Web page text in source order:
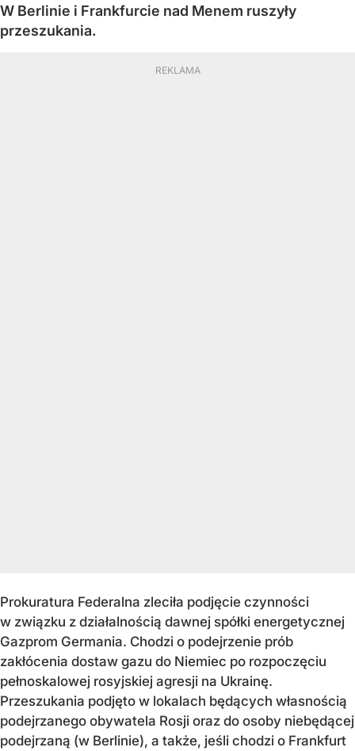
W Berlinie i Frankfurcie nad Menem ruszyły
przeszukania.
Prokuratura Federalna zleciła podjęcie czynności
w związku z działalnością dawnej spółki energetycznej
Gazprom Germania. Chodzi o podejrzenie prób
zakłócenia dostaw gazu do Niemiec po rozpoczęciu
pełnoskalowej rosyjskiej agresji na Ukrainę.
Przeszukania podjęto w lokalach będących własnością
podejrzanego obywatela Rosji oraz do osoby niebędącej
podejrzaną (w Berlinie), a także, jeśli chodzi o Frankfurt